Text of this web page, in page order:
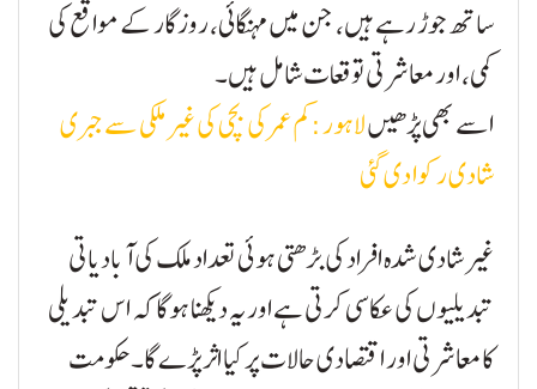
ساتھ جوڑ رہے ہیں، جن میں مہنگائی، روزگار کے مواقع کی
کمی، اور معاشرتی توقعات شامل ہیں۔
اسے بھی پڑھیںلاہور :کم عمر کی بچی کی غیرملکی سے جبری
شادی رکوا دی گئی
غیر شادی شدہ افراد کی بڑھتی ہوئی تعداد ملک کی آبادیاتی
تبدیلیوں کی عکاسی کرتی ہے اور یہ دیکھنا ہوگا کہ اس تبدیلی
کا معاشرتی اور اقتصادی حالات پر کیا اثر پڑے گا۔ حکومت